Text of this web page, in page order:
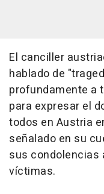
El canciller
hablado de
profundamente a
para expresar el
todos en Austria
señalado en su
sus condolencias
víctimas.